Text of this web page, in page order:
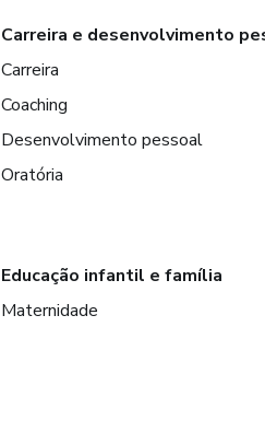
Carreira e desenvolvimento
Carreira
Coaching
Desenvolvimento pessoal
Oratória
Educação infantil e família
Maternidade